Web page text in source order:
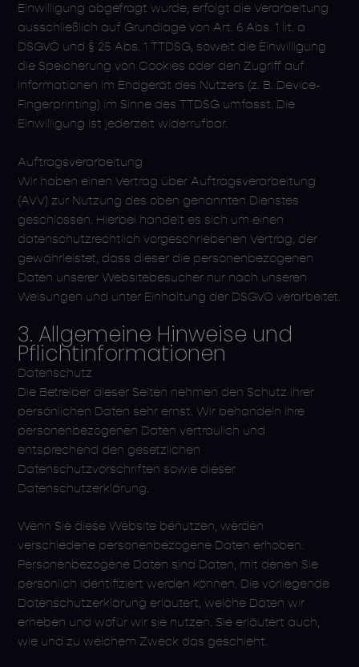
Einwilligung abgefragt wurde, erfolgt die Verarbeitung
ausschließlich auf Grundlage von Art. 6 Abs. 1 lit. a
DSGVO und § 25 Abs. 1 TTDSG, soweit die Einwilligung
die Speicherung von Cookies oder den Zugriff auf
Informationen im Endgerät des Nutzers (z. B. Device-
Fingerprinting) im Sinne des TTDSG umfasst. Die
Einwilligung ist jederzeit widerrufbar.
Auftragsverarbeitung
Wir haben einen Vertrag über Auftragsverarbeitung
(AVV) zur Nutzung des oben genannten Dienstes
geschlossen. Hierbei handelt es sich um einen
datenschutzrechtlich vorgeschriebenen Vertrag, der
gewährleistet, dass dieser die personenbezogenen
Daten unserer Websitebesucher nur nach unseren
Weisungen und unter Einhaltung der DSGVO verarbeitet.
3. Allgemeine Hinweise und
Pflicht­informationen
Datenschutz
Die Betreiber dieser Seiten nehmen den Schutz Ihrer
persönlichen Daten sehr ernst. Wir behandeln Ihre
personenbezogenen Daten vertraulich und
entsprechend den gesetzlichen
Datenschutzvorschriften sowie dieser
Datenschutzerklärung.
Wenn Sie diese Website benutzen, werden
verschiedene personenbezogene Daten erhoben.
Personenbezogene Daten sind Daten, mit denen Sie
persönlich identifiziert werden können. Die vorliegende
Datenschutzerklärung erläutert, welche Daten wir
erheben und wofür wir sie nutzen. Sie erläutert auch,
wie und zu welchem Zweck das geschieht.